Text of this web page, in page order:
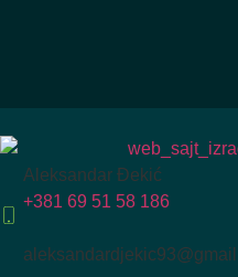
Aleksandar Đekić
+381 69 51 58 186